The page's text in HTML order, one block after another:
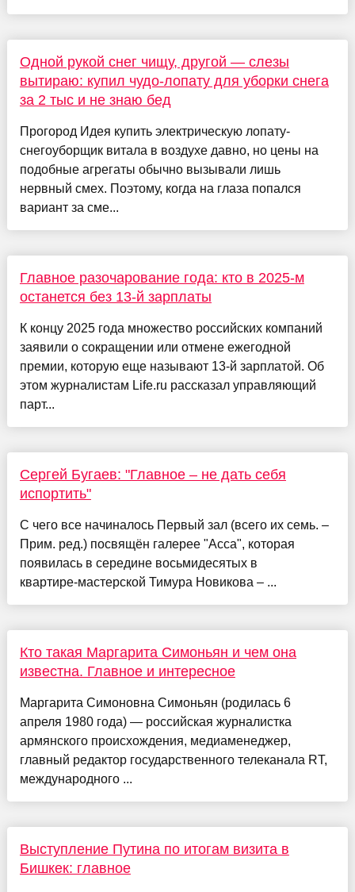
Одной рукой снег чищу, другой — слезы
вытираю: купил чудо-лопату для уборки снега
за 2 тыс и не знаю бед
Прогород Идея купить электрическую лопату-
снегоуборщик витала в воздухе давно, но цены на
подобные агрегаты обычно вызывали лишь
нервный смех. Поэтому, когда на глаза попался
вариант за сме...
Главное разочарование года: кто в 2025-м
останется без 13-й зарплаты
К концу 2025 года множество российских компаний
заявили о сокращении или отмене ежегодной
премии, которую еще называют 13-й зарплатой. Об
этом журналистам Life.ru рассказал управляющий
парт...
Сергей Бугаев: "Главное – не дать себя
испортить"
С чего все начиналось Первый зал (всего их семь. –
Прим. ред.) посвящён галерее "Асса", которая
появилась в середине восьмидесятых в
квартире‑мастерской Тимура Новикова – ...
Кто такая Маргарита Симоньян и чем она
известна. Главное и интересное
Маргарита Симоновна Симоньян (родилась 6
апреля 1980 года) — российская журналистка
армянского происхождения, медиаменеджер,
главный редактор государственного телеканала RT,
международного ...
Выступление Путина по итогам визита в
Бишкек: главное